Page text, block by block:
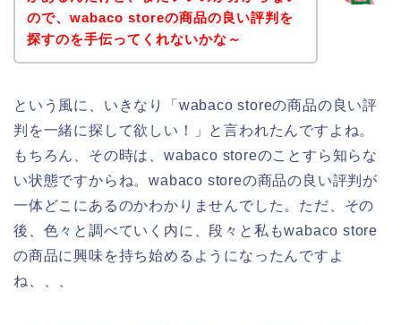
ので、wabaco storeの商品の良い評判を
探すのを手伝ってくれないかな～
という風に、いきなり「wabaco storeの商品の良い評
判を一緒に探して欲しい！」と言われたんですよね。
もちろん、その時は、wabaco storeのことすら知らな
い状態ですからね。wabaco storeの商品の良い評判が
一体どこにあるのかわかりませんでした。ただ、その
後、色々と調べていく内に、段々と私もwabaco store
の商品に興味を持ち始めるようになったんですよ
ね、、、